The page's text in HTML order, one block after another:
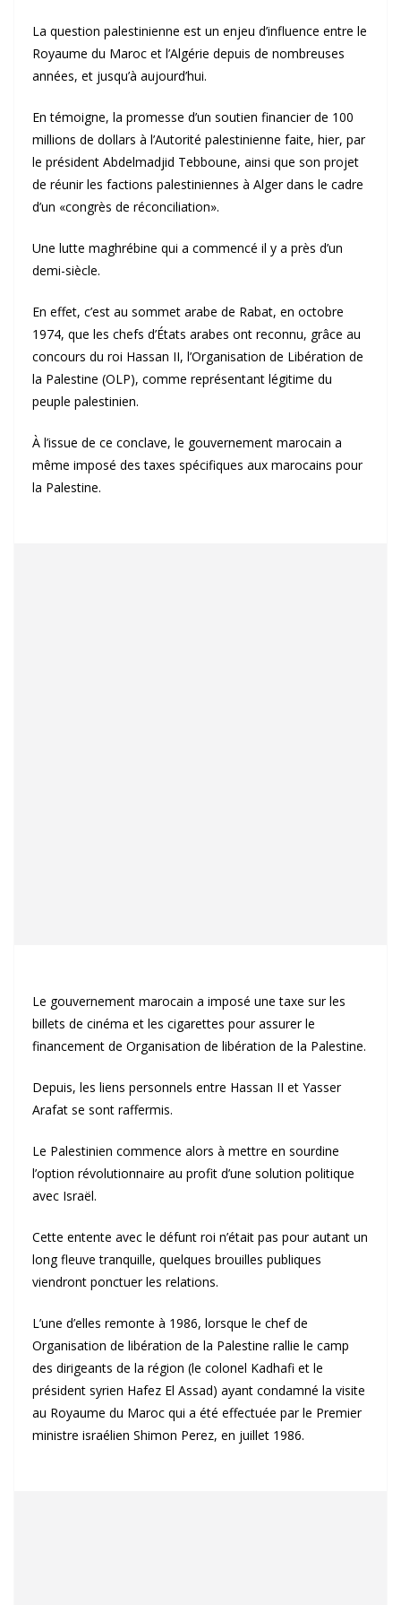
La question palestinienne est un enjeu d’influence entre le
Royaume du Maroc et l’Algérie depuis de nombreuses
années, et jusqu’à aujourd’hui.
En témoigne, la promesse d’un soutien financier de 100
millions de dollars à l’Autorité palestinienne faite, hier, par
le président Abdelmadjid Tebboune, ainsi que son projet
de réunir les factions palestiniennes à Alger dans le cadre
d’un «congrès de réconciliation».
Une lutte maghrébine qui a commencé il y a près d’un
demi-siècle.
En effet, c’est au sommet arabe de Rabat, en octobre
1974, que les chefs d’États arabes ont reconnu, grâce au
concours du roi Hassan II, l’Organisation de Libération de
la Palestine (OLP), comme représentant légitime du
peuple palestinien.
À l’issue de ce conclave, le gouvernement marocain a
même imposé des taxes spécifiques aux marocains pour
la Palestine.
Le gouvernement marocain a imposé une taxe sur les
billets de cinéma et les cigarettes pour assurer le
financement de Organisation de libération de la Palestine.
Depuis, les liens personnels entre Hassan II et Yasser
Arafat se sont raffermis.
Le Palestinien commence alors à mettre en sourdine
l’option révolutionnaire au profit d’une solution politique
avec Israël.
Cette entente avec le défunt roi n’était pas pour autant un
long fleuve tranquille, quelques brouilles publiques
viendront ponctuer les relations.
L’une d’elles remonte à 1986, lorsque le chef de
Organisation de libération de la Palestine rallie le camp
des dirigeants de la région (le colonel Kadhafi et le
président syrien Hafez El Assad) ayant condamné la visite
au Royaume du Maroc qui a été effectuée par le Premier
ministre israélien Shimon Perez, en juillet 1986.